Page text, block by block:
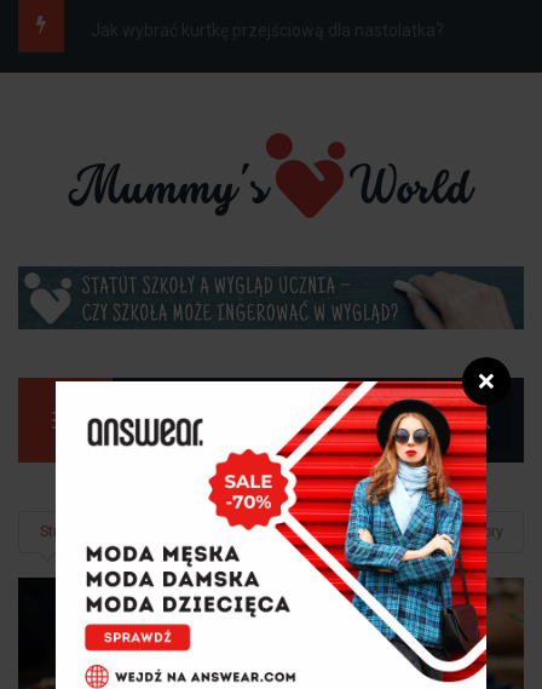
Manu
Strona główna Jesienne rozrywki na długie wieczory
❌